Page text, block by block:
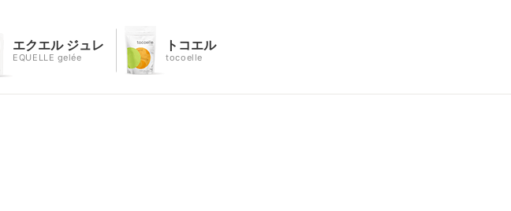
エクエル ジュレ
EQUELLE gelée
トコエル
tocoelle